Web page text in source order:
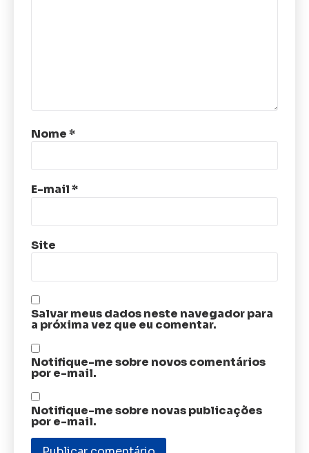
Nome*
E-mail*
Site
Salvar meus dados neste navegador para
a próxima vez que eu comentar.
Notifique-me sobre novos comentários
por e-mail.
Notifique-me sobre novas publicações
por e-mail.